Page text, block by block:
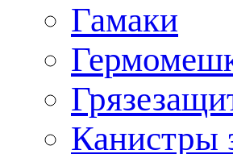
Гамаки
Канистры